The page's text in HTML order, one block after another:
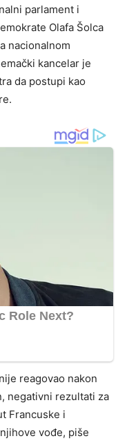
parlament i
Olafa Šolca
nacionalnom
kancelar je
da postupi kao
reagovao nakon
negativni rezultati za
Francuske i
vođe, piše